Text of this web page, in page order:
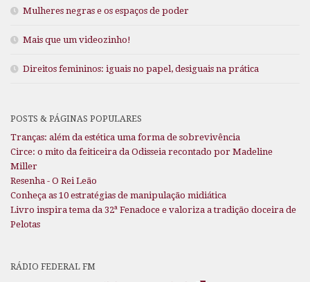
Mulheres negras e os espaços de poder
Mais que um videozinho!
Direitos femininos: iguais no papel, desiguais na prática
POSTS & PÁGINAS POPULARES
Tranças: além da estética uma forma de sobrevivência
Circe: o mito da feiticeira da Odisseia recontado por Madeline
Miller
Resenha - O Rei Leão
Conheça as 10 estratégias de manipulação midiática
Livro inspira tema da 32ª Fenadoce e valoriza a tradição doceira de
Pelotas
RÁDIO FEDERAL FM